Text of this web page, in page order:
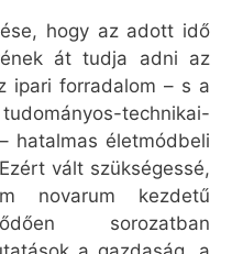
hogy az adott idő
át tudja adni az
ipari forradalom – s a
technikai-
hatalmas életmódbeli
vált szükségessé,
novarum kezdetű
sorozatban